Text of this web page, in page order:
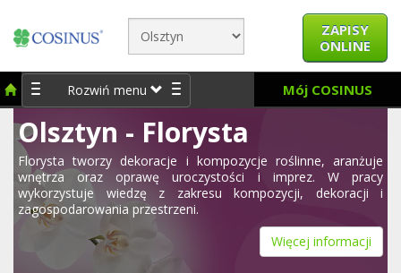
ZAPISY
ONLINE
Rozwiń menu Mój COSINUS
Olsztyn - Florysta
Florysta tworzy dekoracje i kompozycje roślinne, aranżuje
wnętrza oraz oprawę uroczystości i imprez. W pracy
wykorzystuje wiedzę z zakresu kompozycji, dekoracji i
zagospodarowania przestrzeni.
Więcej informacji